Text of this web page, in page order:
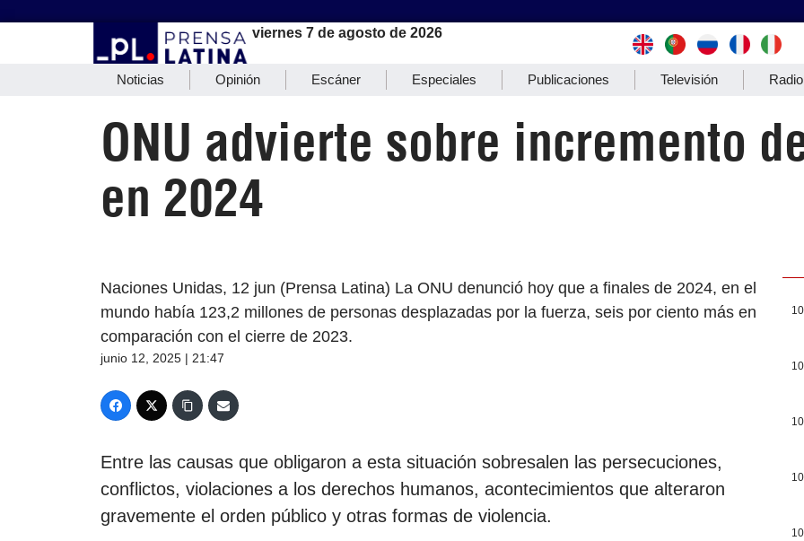
viernes 7 de agosto de 2026
Noticias Opinión Escáner Especiales Publicaciones Televisión Radio
ONU advierte sobre incremento
en 2024
Naciones Unidas, 12 jun (Prensa Latina) La ONU denunció hoy que a finales de 2024, en el
mundo había 123,2 millones de personas desplazadas por la fuerza, seis por ciento más en
comparación con el cierre de 2023.
junio 12, 2025 | 21:47
Entre las causas que obligaron a esta situación sobresalen las persecuciones,
conflictos, violaciones a los derechos humanos, acontecimientos que alteraron
gravemente el orden público y otras formas de violencia.